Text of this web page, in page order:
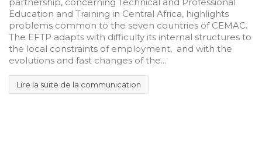
Education and Training in Central Africa, highlights
problems common to the seven countries of CEMAC.
The EFTP adapts with difficulty its internal structures to
the local constraints of employment, and with the
evolutions and fast changes of the...
Lire la suite de la communication